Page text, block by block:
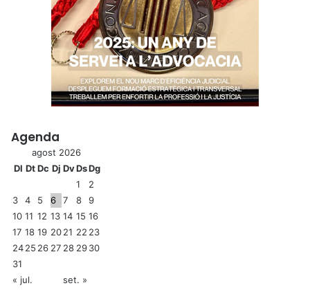
Agenda
agost 2026
Dl DtDc Dj DvDsDg
1
2
3
4 5 6 7 8
9
10 11 12 13 14 15 16
17 18 19 2021 22 23
2425 26 27 28 2930
31
« jul.
set. »